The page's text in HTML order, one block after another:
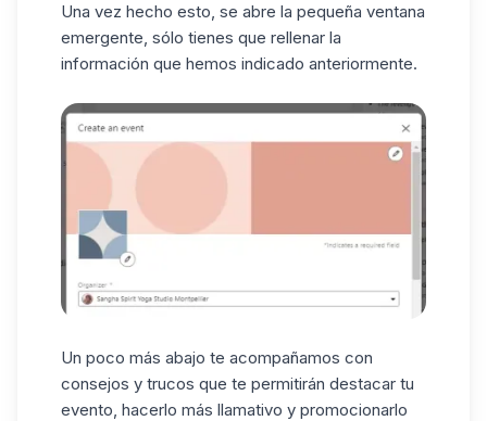
Una vez hecho esto, se abre la pequeña ventana
emergente, sólo tienes que rellenar la
información que hemos indicado anteriormente.
Un poco más abajo te acompañamos con
consejos y trucos que te permitirán destacar tu
evento, hacerlo más llamativo y promocionarlo